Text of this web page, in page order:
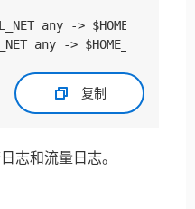
any ->
any ->
复制
志和流量日志。